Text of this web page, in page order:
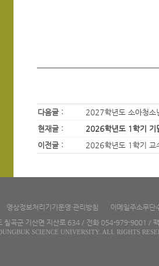
다음글 :
2027학년도 소아청소
현재글 :
2026학년도 1학기 기
이전글 :
2026학년도 1학기 교
영상정보처리기기운영·관리방침
이메일주소무단
칠곡군 기산면 지산로 634 / 전화 054-979-9001 /
SCIENCE UNIVERSITY. ALL RIGHTS